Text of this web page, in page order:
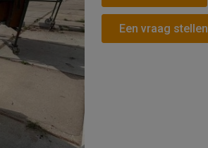
Een vraag stellen